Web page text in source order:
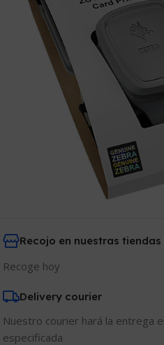
Añadir a la lista
¡Personas viendo este
Recojo en nuestras
Recoge hoy
Delivery courier
Nuestro courier hará la entrega
especificada